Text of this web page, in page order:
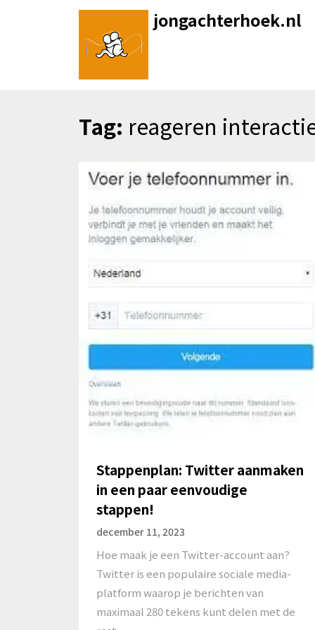
jongachterhoek.nl
Tag: reageren
Stappenplan: Twitter aanmaken
in een paar eenvoudige
stappen!
december 11, 2023
Hoe maak je een Twitter-account aan?
Twitter is een populaire sociale media-
platform waarop je berichten van
maximaal 280 tekens kunt delen met de